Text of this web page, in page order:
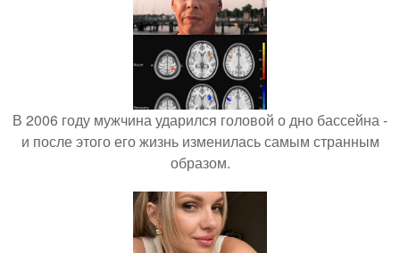
В 2006 году мужчина ударился головой о дно бассейна -
и после этого его жизнь изменилась самым странным
образом.